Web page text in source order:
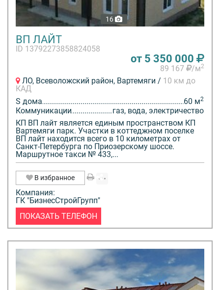
16
ВП ЛАЙТ
ID 13792273858824058
от 5 350 000
89 167 /м2
ЛО, Всеволожский район, Вартемяги / 10 км до
КАД
S дома
60 м2
Коммуникации
газ, вода, электричество
КП ВП лайт является единым пространством КП
Вартемяги парк. Участки в коттеджном поселке
ВП лайт находится всего в 10 километрах от
Санкт-Петербурга по Приозерскому шоссе.
Маршрутное такси № 433,...
В избранное
Компания:
ГК "БизнесСтройГрупп"
ПОКАЗАТЬ ТЕЛЕФОН